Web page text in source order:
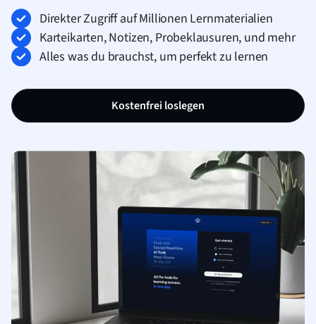
Direkter Zugriff auf Millionen Lernmaterialien
Karteikarten, Notizen, Probeklausuren, und mehr
Alles was du brauchst, um perfekt zu lernen
Kostenfrei loslegen